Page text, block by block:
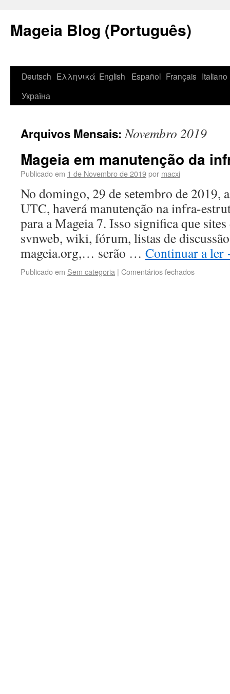
Mageia Blog (Português)
Deutsch Ελληνικά English Español Français Italiano
Україна
Arquivos Mensais:Novembro 2019
Mageia em manutenção da
Publicado em 1 de Novembro de 2019por macxi
No domingo, 29 de setembro de 2019,
UTC, haverá manutenção na infra-
para a Mageia 7. Isso significa que
svnweb, wiki, fórum, listas de
mageia.org,… serão … Continuar a ler
Publicado em Sem categoria | Comentários fechados